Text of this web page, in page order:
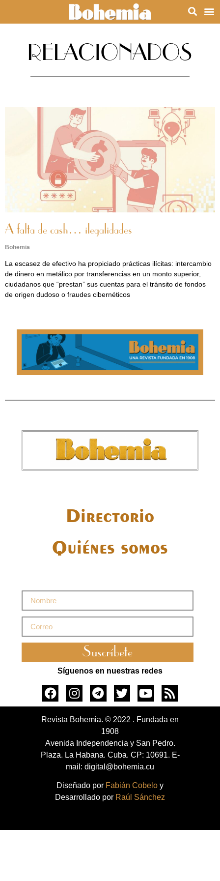
RELACIONADOS
A falta de cash… ilegalidades
Bohemia
La escasez de efectivo ha propiciado prácticas ilícitas: intercambio
de dinero en metálico por transferencias en un monto superior,
ciudadanos que “prestan” sus cuentas para el tránsito de fondos
de origen dudoso o fraudes cibernéticos
Directorio
Quiénes somos
Suscríbete
Síguenos en nuestras redes
Revista Bohemia. © 2022 . Fundada en
1908
Avenida Independencia y San Pedro.
Plaza. La Habana. Cuba. CP: 10691. E-
mail: digital@bohemia.cu
Diseñado por Fabián Cobelo y
Desarrollado por Raúl Sánchez